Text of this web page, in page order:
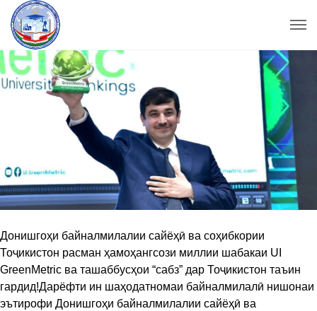
Донишгоҳи байналмилалии сайёҳӣ ва соҳибкории
Тоҷикистон расман ҳамоҳангсози миллии шабакаи UI
GreenMetric ва ташаббусҳои “сабз” дар Тоҷикистон таъин
гардид!​​Дарёфти ин шаҳодатномаи байналмилалӣ нишонаи
эътирофи Донишгоҳи байналмилалии сайёҳӣ ва